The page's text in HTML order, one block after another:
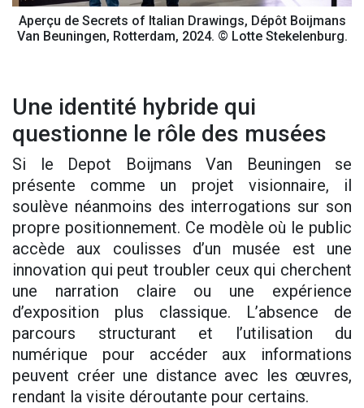
Aperçu de Secrets of Italian Drawings, Dépôt Boijmans
Van Beuningen, Rotterdam, 2024. © Lotte Stekelenburg.
Une identité hybride qui
questionne le rôle des musées
Si le Depot Boijmans Van Beuningen se
présente comme un projet visionnaire, il
soulève néanmoins des interrogations sur son
propre positionnement. Ce modèle où le public
accède aux coulisses d’un musée est une
innovation qui peut troubler ceux qui cherchent
une narration claire ou une expérience
d’exposition plus classique. L’absence de
parcours structurant et l’utilisation du
numérique pour accéder aux informations
peuvent créer une distance avec les œuvres,
rendant la visite déroutante pour certains.